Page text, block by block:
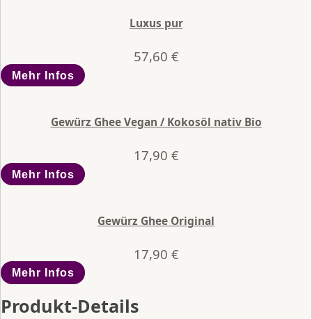
Luxus pur
57,60 €
Mehr Infos
Gewürz Ghee Vegan / Kokosöl nativ Bio
17,90 €
Mehr Infos
Gewürz Ghee Original
17,90 €
Mehr Infos
Produkt-Details